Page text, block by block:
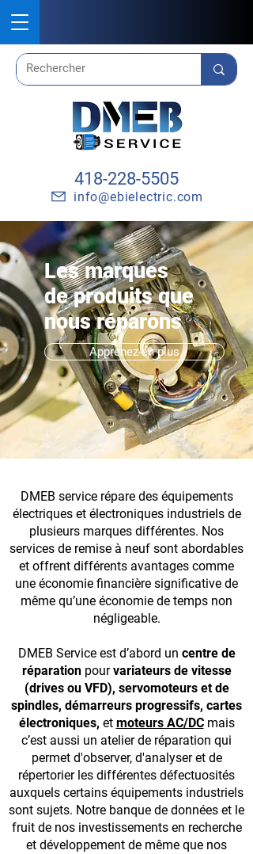
418-228-5505
info@ebielectric.com
Les marques
de produits que
nous réparons
Apprenez-en plus
DMEB service répare des équipements
électriques et électroniques industriels de
plusieurs marques différentes. Nos
services de remise à neuf sont abordables
et offrent différents avantages comme
une économie financière significative de
même qu’une économie de temps non
négligeable.
DMEB Service est d’abord un centre de
réparationpour variateurs de vitesse
(drives ou VFD), servomoteurs et de
spindles, démarreurs progressifs, cartes
électroniques, et moteurs AC/DCmais
c’est aussi un atelier de réparation qui
permet d'observer, d'analyser et de
répertorier les différentes défectuosités
auxquels certains équipements industriels
sont sujets. Notre banque de données et le
fruit de nos investissements en recherche
et développement de même que nos